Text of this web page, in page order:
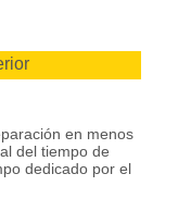
en menos
del tiempo de
dedicado por el